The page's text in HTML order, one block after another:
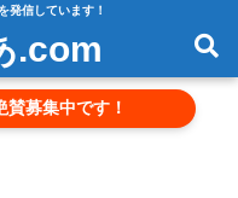
発信しています！
.com
募集中です！